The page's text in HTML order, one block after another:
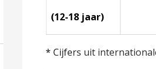
en gezin
3 Preventie en signaleren
accordion over 3 Preventie en
(12-18 jaar)
* Cijfers uit